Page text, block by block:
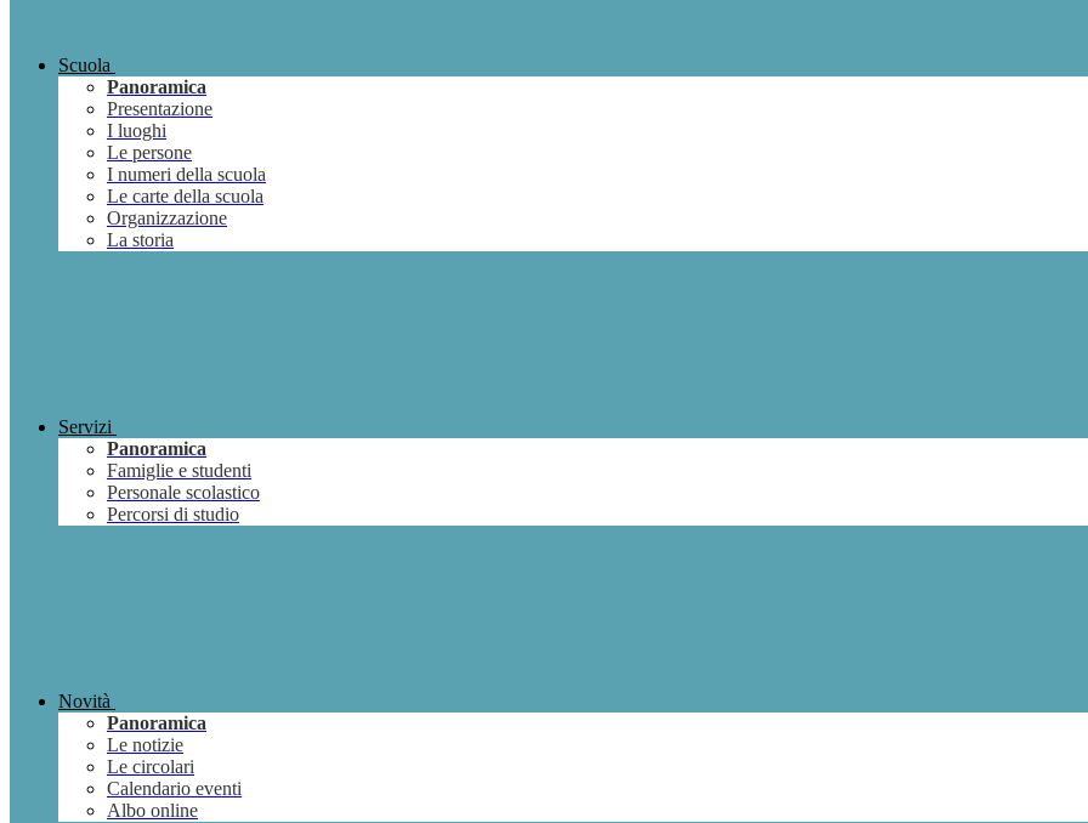
Scuola
Panoramica
Presentazione
I luoghi
Le persone
I numeri della scuola
Le carte della scuola
Organizzazione
La storia
Servizi
Panoramica
Famiglie e studenti
Personale scolastico
Percorsi di studio
Novità
Panoramica
Le notizie
Le circolari
Calendario eventi
Albo online